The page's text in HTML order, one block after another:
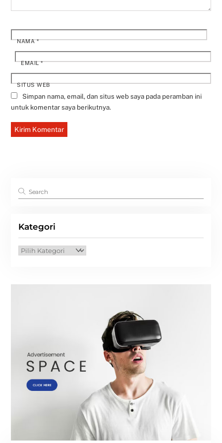
NAMA*
EMAIL*
SITUS WEB
Simpan nama, email, dan situs web saya pada peramban ini
untuk komentar saya berikutnya.
Kategori
Kategori